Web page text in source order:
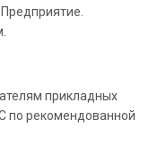
прикладных
по рекомендованной